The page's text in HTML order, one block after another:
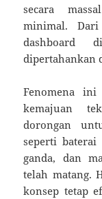
secara
minimal.
dashboard
dipertahankan
Fenomena
kemajuan
dorongan
seperti baterai
ganda, dan
telah matang.
konsep tetap